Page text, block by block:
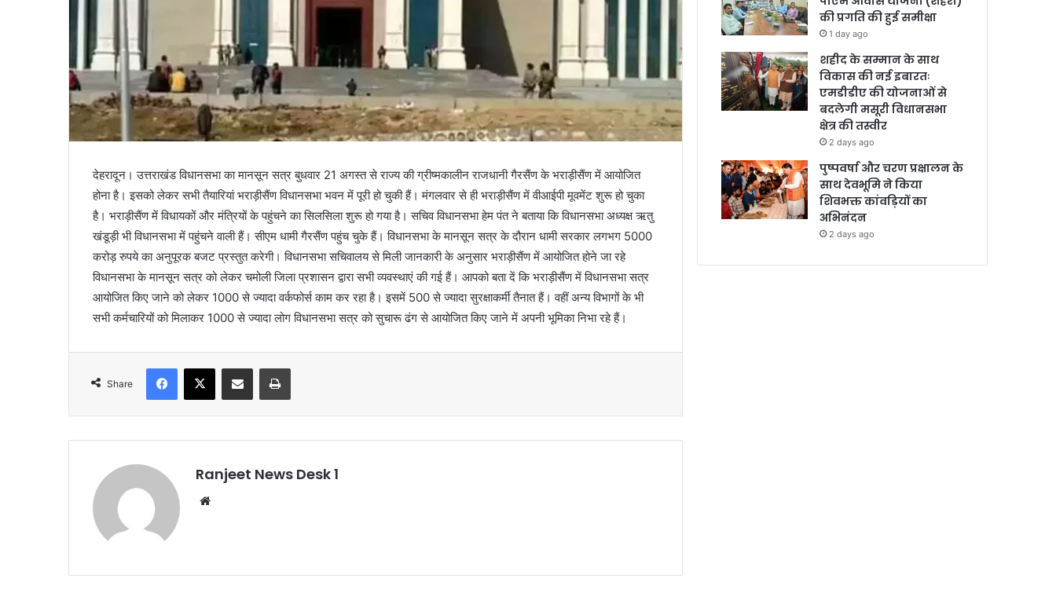
देहरादून। उत्तराखंड विधानसभा का मानसून सत्र बुधवार 21 अगस्त से राज्य की ग्रीष्मकालीन राजधानी गैरसैंण के भराड़ीसैंण में आयोजित
होना है। इसको लेकर सभी तैयारियां भराड़ीसैंण विधानसभा भवन में पूरी हो चुकी हैं। मंगलवार से ही भराड़ीसैंण में वीआईपी मूवमेंट शुरू हो चुका
है। भराड़ीसैंण में विधायकों और मंत्रियों के पहुंचने का सिलसिला शुरू हो गया है। सचिव विधानसभा हेम पंत ने बताया कि विधानसभा अध्यक्ष ऋतु
खंडूड़ी भी विधानसभा में पहुंचने वाली हैं। सीएम धामी गैरसैंण पहुंच चुके हैं। विधानसभा के मानसून सत्र के दौरान धामी सरकार लगभग 5000
करोड़ रुपये का अनुपूरक बजट प्रस्तुत करेगी। विधानसभा सचिवालय से मिली जानकारी के अनुसार भराड़ीसैंण में आयोजित होने जा रहे
विधानसभा के मानसून सत्र को लेकर चमोली जिला प्रशासन द्वारा सभी व्यवस्थाएं की गई हैं। आपको बता दें कि भराड़ीसैंण में विधानसभा सत्र
आयोजित किए जाने को लेकर 1000 से ज्यादा वर्कफोर्स काम कर रहा है। इसमें 500 से ज्यादा सुरक्षाकर्मी तैनात हैं। वहीं अन्य विभागों के भी
सभी कर्मचारियों को मिलाकर 1000 से ज्यादा लोग विधानसभा सत्र को सुचारू ढंग से आयोजित किए जाने में अपनी भूमिका निभा रहे हैं।
Share
Ranjeet News Desk 1
की प्रगति की हुई समीक्षा
1 day ago
शहीद के सम्मान के साथ
विकास की नई इबारतः
एमडीडीए की योजनाओं से
बदलेगी मसूरी विधानसभा
क्षेत्र की तस्वीर
2 days ago
पुष्पवर्षा और चरण प्रक्षालन के
साथ देवभूमि ने किया
शिवभक्त कांवड़ियों का
अभिनंदन
2 days ago